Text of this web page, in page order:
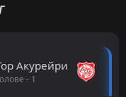
Акурейри
- 1